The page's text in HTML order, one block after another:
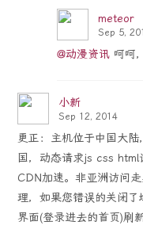
meteor
Sep 5,
@动漫资讯 呵呵
小新
Sep 12, 2014
更正：主机位于中国大
国，动态请求js css html
CDN加速。非亚洲访问
理，如果您错误的关闭
界面(登录进去的首页)刷